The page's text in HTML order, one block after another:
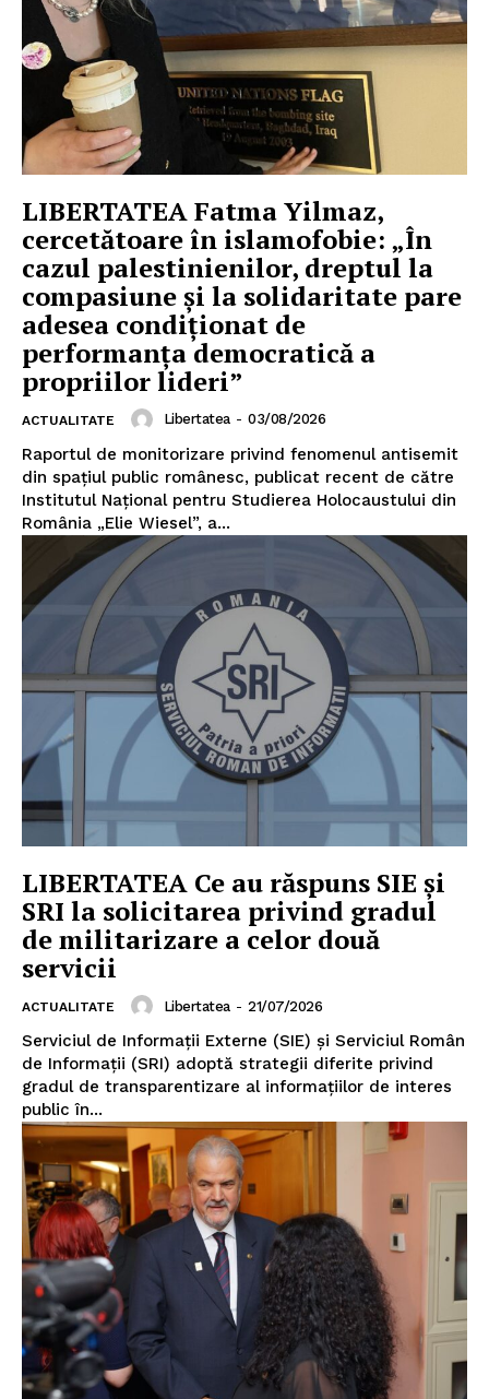
LIBERTATEA Fatma Yilmaz,
cercetătoare în islamofobie: „În
cazul palestinienilor, dreptul la
compasiune și la solidaritate pare
adesea condiționat de
performanța democratică a
propriilor lideri”
ACTUALITATE Libertatea - 03/08/2026
Raportul de monitorizare privind fenomenul antisemit
din spațiul public românesc, publicat recent de către
Institutul Național pentru Studierea Holocaustului din
România „Elie Wiesel”, a...
LIBERTATEA Ce au răspuns SIE și
SRI la solicitarea privind gradul
de militarizare a celor două
servicii
ACTUALITATE Libertatea - 21/07/2026
Serviciul de Informații Externe (SIE) și Serviciul Român
de Informații (SRI) adoptă strategii diferite privind
gradul de transparentizare al informațiilor de interes
public în...